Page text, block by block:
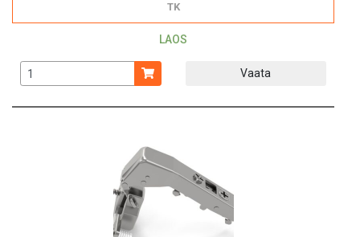
TK
LAOS
Vaata